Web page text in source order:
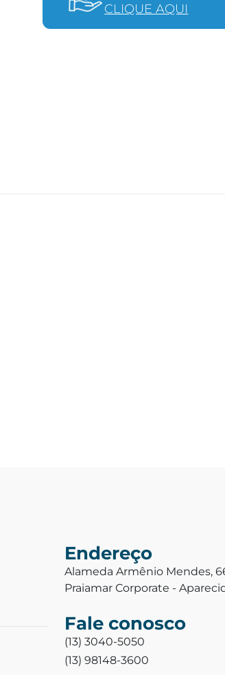
CLIQUE AQUI
Endereço
Alameda Armênio Mendes,
Praiamar Corporate -
Fale conosco
(13) 3040-5050
(13) 98148-3600